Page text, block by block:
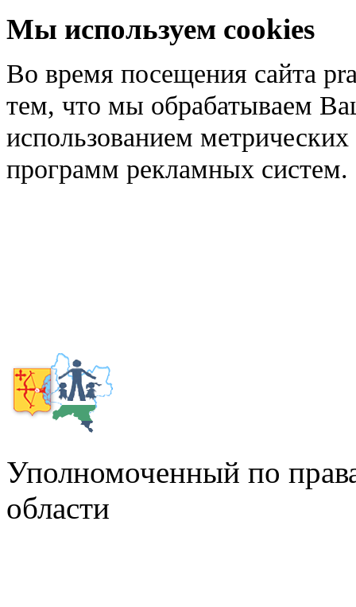
Мы используем cookies
Во время посещения сайта
тем, что мы обрабатываем
использованием
программ рекламных систем.
Уполномоченный по
области